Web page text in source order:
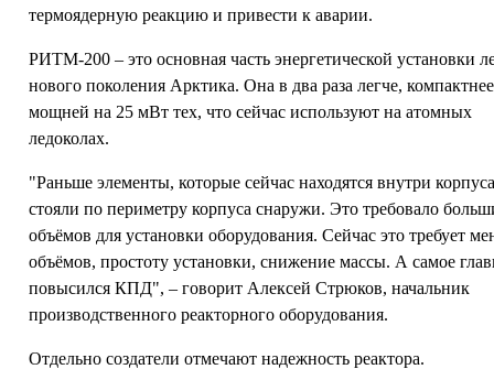
термоядерную реакцию и привести к аварии.
РИТМ-200 – это основная часть энергетической установки
нового поколения Арктика. Она в два раза легче,
мощней на 25 мВт тех, что сейчас используют на атомных
ледоколах.
"Раньше элементы, которые сейчас находятся внутри
стояли по периметру корпуса снаружи. Это требовало
объёмов для установки оборудования. Сейчас это требует
объёмов, простоту установки, снижение массы. А самое
повысился КПД", – говорит Алексей Стрюков, начальник
производственного реакторного оборудования.
Отдельно создатели отмечают надежность реактора.